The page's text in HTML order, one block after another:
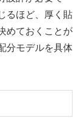
るほど、厚く貼
めておくことが
分モデルを具体